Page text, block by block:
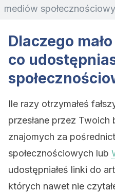
mediów
Dlaczego
co
Ile razy otrzymałeś
przesłane przez
znajomych za
społecznościowych lub
udostępniałeś linki do
których nawet nie